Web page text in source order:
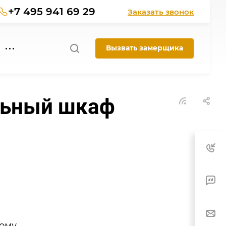
+7 495 941 69 29 Заказать звонок
Вызвать замерщика
шкаф